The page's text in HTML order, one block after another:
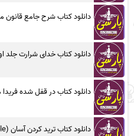
دانلود کتاب شرح جامع قانون
دانلود کتاب خدای شرارت جلد
دانلود کتاب در قفل شده
دانلود کتاب ترید کردن آسان (simple) pdf